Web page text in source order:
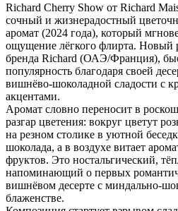
Richard Cherry Show от Richard
сочный и жизнерадостный
аромат (2024 года), который
ощущение лёгкого флирта. Новый
бренда Richard (ОАЭ/Франция),
популярность благодаря своей
вишнёво-шоколадной сладости с
акцентами.
Аромат словно переносит в
разгар цветения: вокруг цветут
на резном столике в уютной
шоколада, а в воздухе витает
фруктов. Это ностальгический,
напоминающий о первых
вишнёвом десерте с миндально-
блаженстве.